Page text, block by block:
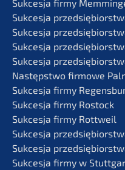
Sukces­ja firmy
Sukces­ja
Sukces­ja
Sukces­ja
Sukces­ja
Następst­wo firmo­we
Sukces­ja firmy
Sukces­ja firmy Rostock
Sukces­ja firmy Rottweil
Sukces­ja
Sukces­ja
Sukces­ja firmy w